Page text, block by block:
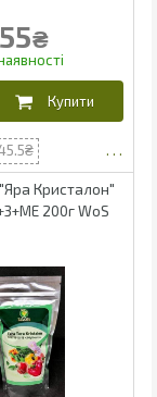
55₴
Кристалон"
200г WoS